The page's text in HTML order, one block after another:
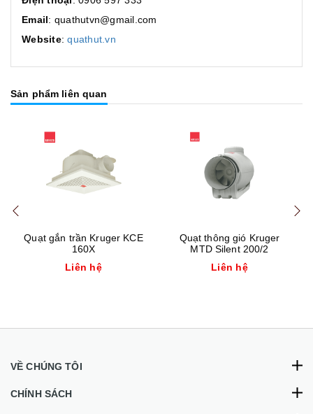
Email: quathutvn@gmail.com
Website:quathut.vn
Sản phẩm liên quan
Quạt gắn trần Kruger KCE
160X
Liên hệ
Quạt thông gió Kruger
MTD Silent 200/2
Liên hệ
VỀ CHÚNG TÔI
CHÍNH SÁCH